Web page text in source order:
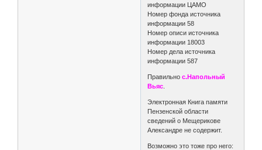
информации ЦАМО
Номер фонда источника
информации 58
Номер описи источника
информации 18003
Номер дела источника
информации 587
Правильнос.Напольный
Вьяс
Электронная Книга памяти
Пензенской области
сведений о Мещерикове
Александре не содержит.
Возможно это тоже про него: